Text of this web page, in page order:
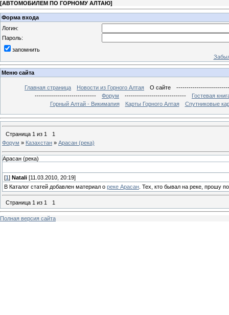
[АВТОМОБИЛЕМ ПО ГОРНОМУ АЛТАЮ]
Форма входа
Логин:
Пароль:
запомнить
Меню сайта
Главная страница Новости из Горного Алтая О сайте
------------------------------
Форум ------------------------------
Гостевая
Горный Алтай - Викимапия
Карты Горного Алтая Спутниковые
Страница 1 из 1
1
Форум » Казахстан » Арасан (река)
Арасан (река)
[1 ] Natali [11.03.2010, 20:19]
В Каталог статей добавлен материал о реке Арасан . Тех, кто бывал на реке, прошу
Страница 1 из 1 1
Полная версия сайта